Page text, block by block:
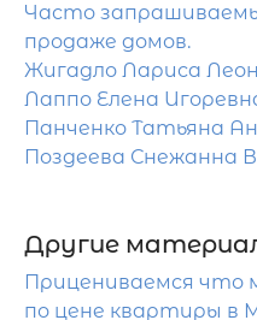
Часто
продаже домов.
Жигадло Лариса
Лаппо Елена
Панченко Татьяна
Поздеева Снежанна
Другие
Прицениваемся что
по цене квартиры в